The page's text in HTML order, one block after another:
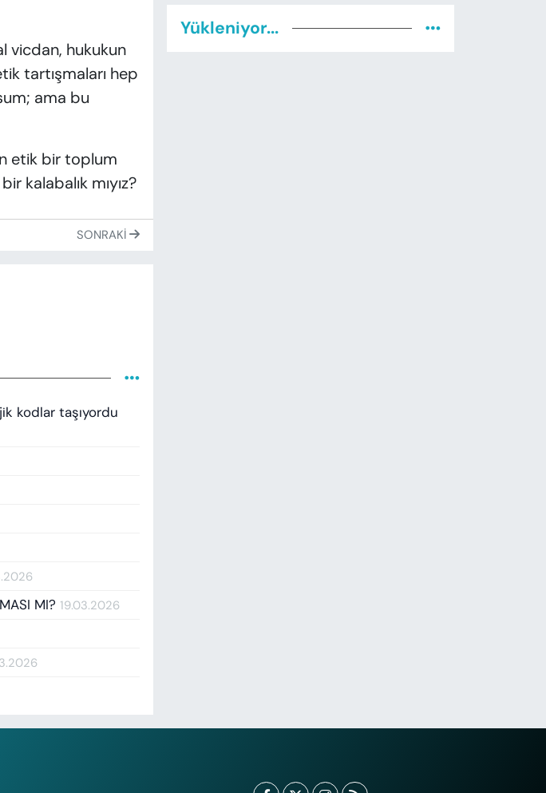
vicdan, hukukun
tartışmaları hep
ama bu
etik bir toplum
kalabalık mıyız?
SONRAKI
kodlar taşıyordu
MI? 19.03.2026
Yükleniyor...